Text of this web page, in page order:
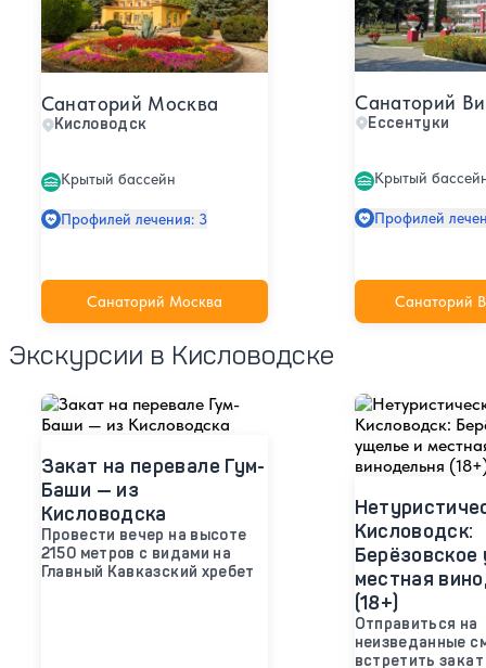
Санаторий Москва
Кисловодск
Крытый бассейн
Профилей лечения: 3
Санаторий Москва
Санаторий
Ессентуки
Крытый
Профилей
Санаторий
Экскурсии в Кисловодске
Закат на перевале Гум-
Баши — из
Кисловодска
Провести вечер на высоте
2150 метров с видами на
Главный Кавказский хребет
Кисловодск:
местная
(18+)
Отправиться на
неизведанные
встретить закат